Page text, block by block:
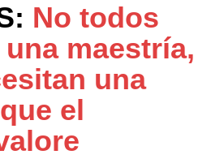
No todos
maestría,
una
el